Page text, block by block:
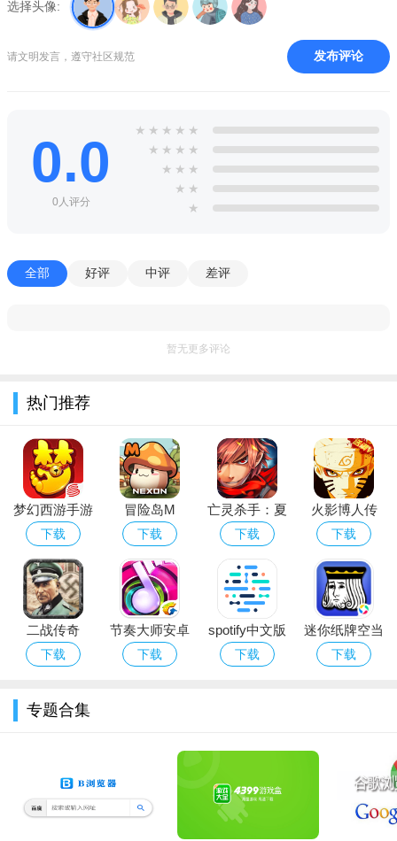
陪你过个梦幻年：金猴送禧，年兽闹春，超级神猴，火爆来
2.新增网页版登陆功能。
3.新增1个新门派"魔王寨"。
4.新增2个新角色"逍遥生"和"舞天姬"。
6.新增帮派福利礼包功能，允许帮派内成员在帮派聊天频道发
自由搭配技能。
9.新增帮派竞赛夺旗玩法布阵功能，帮主、副帮主、左右护法
可以对夺旗玩法守卫和护法的位置进行布阵。
10.新增帮派约战功能，帮派之间可以发起约战，约战双方各
选出3只参战队伍，在晚上23:00进行胜负对决。
11.新增情侣对白任务，已婚玩家可以直接在与伴侣对话的窗
口中发起，夫妻一起答题，获得好友度、恩爱积分。
12.新增高级弹幕功能，喜宴中可使用高级弹幕功能，发送刷
屏弹幕、彩色弹幕、弹跳弹幕、倒立弹幕等各种新颖的弹幕。
勇武组（70-89级），神威组（90-100级），同组别内进行跨服
1.修复部分游戏闪退的问题。
2.修复法宝神行飞剑和风袋的太阴属性在第一回合不起效的问
选择头像:
请文明发言，遵守社区规范 发布评论
0.0
0人评分
★ ★ ★ ★ ★
★ ★ ★ ★
★ ★ ★
★ ★
★
全部 好评 中评 差评
暂无更多评论
热门推荐
梦幻西游手游
下载
冒险岛M
MapleStory M
下载
亡灵杀手：夏
侯惇外传
下载
火影博人传
ios满V版
下载
二战传奇
下载
节奏大师安卓
最新版本
下载
spotify中文版
含歌词
下载
迷你纸牌空当
接龙
下载
专题合集